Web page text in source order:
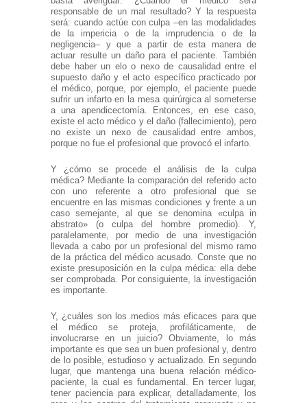
responsable de un mal resultado? Y la respuesta
será: cuando actúe con culpa ‒en las modalidades
de la impericia o de la imprudencia o de la
negligencia‒ y que a partir de esta manera de
actuar resulte un daño para el paciente. También
debe haber un elo o nexo de causalidad entre el
supuesto daño y el acto específico practicado por
el médico, porque, por ejemplo, el paciente puede
sufrir un infarto en la mesa quirúrgica al someterse
a una apendicectomía. Entonces, en ese caso,
existe el acto médico y el daño (fallecimiento), pero
no existe un nexo de causalidad entre ambos,
porque no fue el profesional que provocó el infarto.
Y ¿cómo se procede el análisis de la culpa
médica? Mediante la comparación del referido acto
con uno referente a otro profesional que se
encuentre en las mismas condiciones y frente a un
caso semejante, al que se denomina «culpa in
abstrato» (o culpa del hombre promedio). Y,
paralelamente, por medio de una investigación
llevada a cabo por un profesional del mismo ramo
de la práctica del médico acusado. Conste que no
existe presuposición en la culpa médica: ella debe
ser comprobada. Por consiguiente, la investigación
es importante.
Y, ¿cuáles son los medios más eficaces para que
el médico se proteja, profiláticamente, de
involucrarse en un juicio? Obviamente, lo más
importante es que sea un buen profesional y, dentro
de lo posible, estudioso y actualizado. En segundo
lugar, que mantenga una buena relación médico-
paciente, la cual es fundamental. En tercer lugar,
tener paciencia para explicar, detalladamente, los